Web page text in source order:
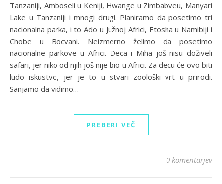
Tanzaniji, Amboseli u Keniji, Hwange u Zimbabveu, Manyari
Lake u Tanzaniji i mnogi drugi. Planiramo da posetimo tri
nacionalna parka, i to Ado u Južnoj Africi, Etosha u Namibiji i
Chobe u Bocvani. Neizmerno želimo da posetimo
nacionalne parkove u Africi. Deca i Miha još nisu doživeli
safari, jer niko od njih još nije bio u Africi. Za decu će ovo biti
ludo iskustvo, jer je to u stvari zoološki vrt u prirodi.
Sanjamo da vidimo…
PREBERI VEČ
0 komentarjev